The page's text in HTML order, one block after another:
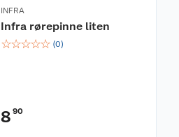
INFRA
Infra rørepinne liten
☆☆☆☆☆ (0)
8 90